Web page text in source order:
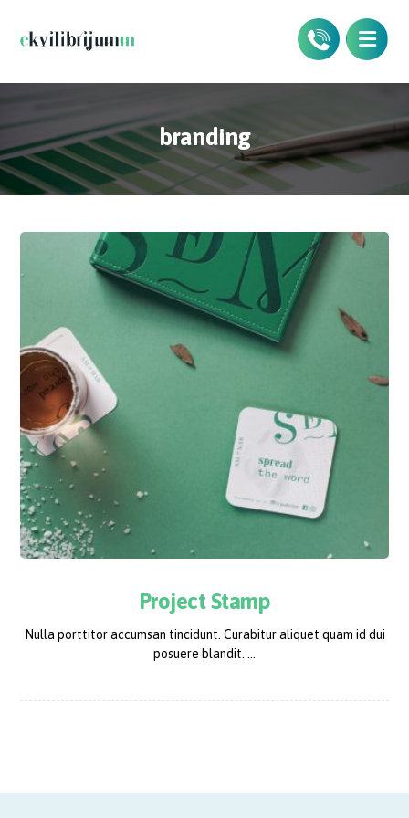
branding
Project Stamp
Nulla porttitor accumsan tincidunt. Curabitur aliquet quam id dui
posuere blandit. ...